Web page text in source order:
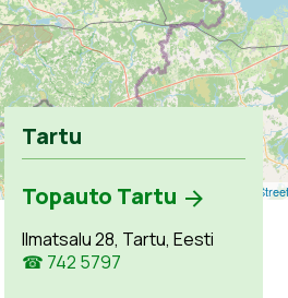
Leaflet
Tartu
Topauto Tartu
Ilmatsalu 28, Tartu, Eesti
☎ 742 5797